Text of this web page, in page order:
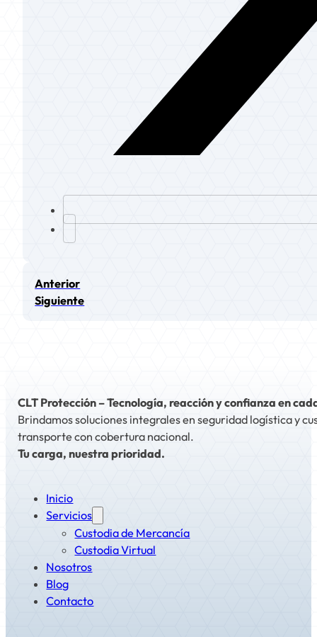
Anterior
Siguiente
CLT Protección – Tecnología, reacción y confianza en
Brindamos soluciones integrales en seguridad logística y
transporte con cobertura nacional.
Tu carga, nuestra prioridad.
Inicio
Servicios
Custodia de Mercancía
Custodia Virtual
Nosotros
Blog
Contacto